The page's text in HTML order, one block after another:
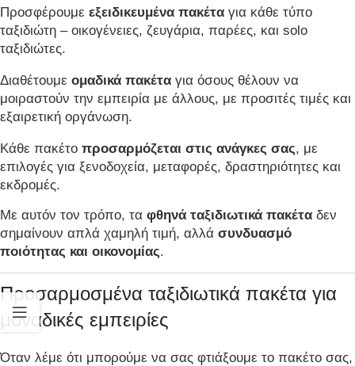
Προσφέρουμε εξειδικευμένα πακέτα για κάθε τύπο
ταξιδιώτη – οικογένειες, ζευγάρια, παρέες, και solo
ταξιδιώτες.
Διαθέτουμε ομαδικά πακέτα για όσους θέλουν να
μοιραστούν την εμπειρία με άλλους, με προσιτές τιμές και
εξαιρετική οργάνωση.
Κάθε πακέτο προσαρμόζεται στις ανάγκες σας, με
επιλογές για ξενοδοχεία, μεταφορές, δραστηριότητες και
εκδρομές.
Με αυτόν τον τρόπο, τα φθηνά ταξιδιωτικά πακέτα δεν
σημαίνουν απλά χαμηλή τιμή, αλλά συνδυασμό
ποιότητας και οικονομίας.
Προσαρμοσμένα ταξιδιωτικά πακέτα για
μοναδικές εμπειρίες
Όταν λέμε ότι μπορούμε να σας φτιάξουμε το πακέτο σας,